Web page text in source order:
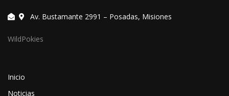
Av. Bustamante 2991 – Posadas, Misiones
WildPokies
Inicio
Noticias